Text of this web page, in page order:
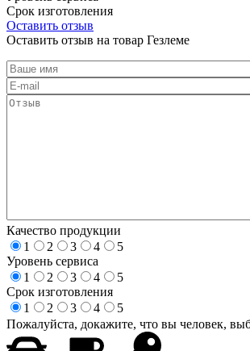
Срок изготовления
Оставить отзыв
Оставить отзыв на товар Гезлеме
Качество продукции
1
2 3 4
5
Уровень сервиса
1
2 3 4
5
Срок изготовления
1
2 3 4
5
Пожалуйста, докажите, что вы человек,